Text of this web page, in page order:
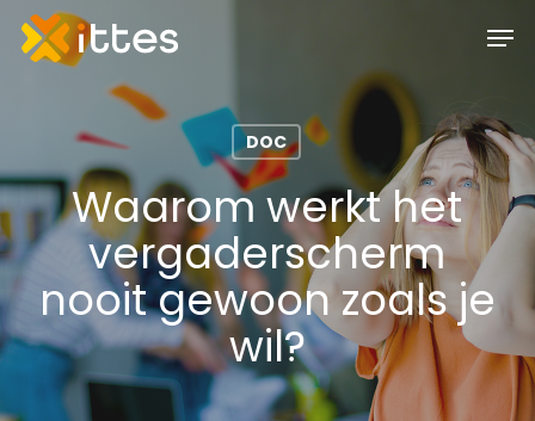
Skip
DOC
Waarom werkt het
vergaderscherm
nooit gewoon zoals je
wil?